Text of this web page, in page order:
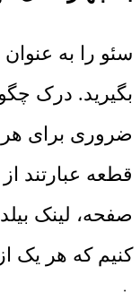
سئو را به
بگیرید. درک
ضروری برای
قطعه عبارتند
صفحه، لینک
کنیم که هر یک